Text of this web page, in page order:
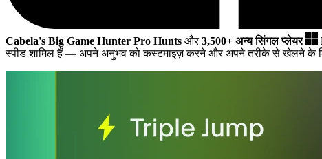
Cabela's Big Game Hunter Pro Hunts और3,500+ अन्य सिंगल प्लेयर
स्पीड शामिल हैं — अपने अनुभव को कस्टमाइज़ करने और अपने तरीके से खेलने के